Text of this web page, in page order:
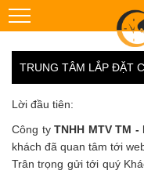
TRUNG TÂM LẮP ĐẶT
Lời đầu tiên:
Công ty TNHH MTV TM -
khách đã quan tâm tới
Trân trọng gửi tới quý